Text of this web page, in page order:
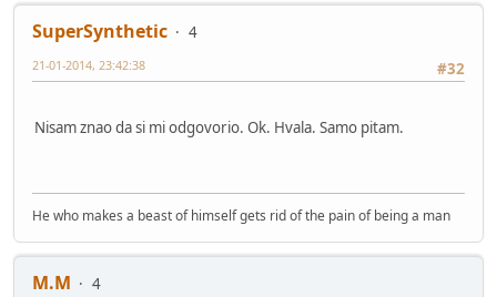
SuperSynthetic
4
#32
21-01-2014, 23:42:38
Nisam znao da si mi odgovorio. Ok. Hvala. Samo pitam.
He who makes a beast of himself gets rid of the pain of being a man
M.M
4